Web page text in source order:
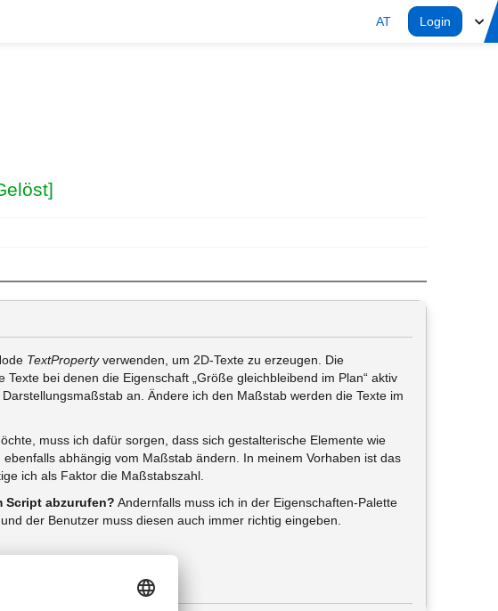
AT Login
TextPropertyverwenden, um 2D-Texte zu erzeugen. Die
bei denen die Eigenschaft „Größe gleichbleibend im Plan“ aktiv
an. Ändere ich den Maßstab werden die Texte im
muss ich dafür sorgen, dass sich gestalterische Elemente wie
abhängig vom Maßstab ändern. In meinem Vorhaben ist das
ich als Faktor die Maßstabszahl.
Script abzurufen? Andernfalls muss ich in der Eigenschaften-Palette
der Benutzer muss diesen auch immer richtig eingeben.